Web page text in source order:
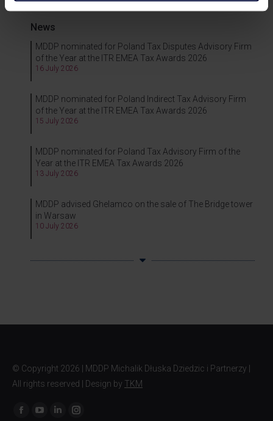
News
MDDP nominated for Poland Tax Disputes Advisory Firm
of the Year at the ITR EMEA Tax Awards 2026
16 July 2026
MDDP nominated for Poland Indirect Tax Advisory Firm
of the Year at the ITR EMEA Tax Awards 2026
15 July 2026
MDDP nominated for Poland Tax Advisory Firm of the
Year at the ITR EMEA Tax Awards 2026
13 July 2026
MDDP advised Ghelamco on the sale of The Bridge tower
in Warsaw
10 July 2026
© Copyright 2026 | MDDP Michalik Dłuska Dziedzic i Partnerzy |
All rights reserved | Design by TKM
Find us on: